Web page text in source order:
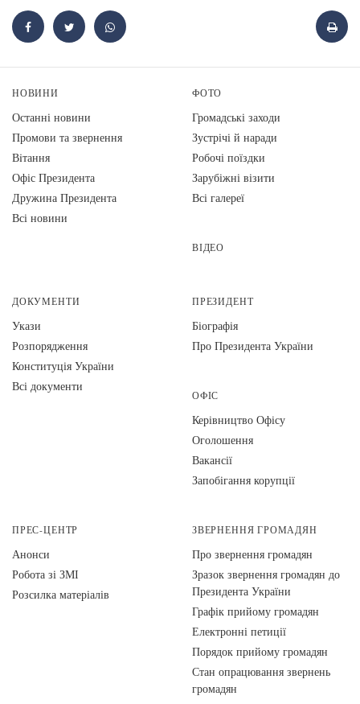
НОВИНИ
Останні новини
Промови та звернення
Вiтання
Офіс Президента
Дружина Президента
Всі новини
ФОТО
Громадські заходи
Зустрічі й наради
Робочі поїздки
Зарубіжні візити
Всі галереї
ВІДЕО
ДОКУМЕНТИ
Укази
Розпорядження
Конституція України
Всі документи
ПРЕЗИДЕНТ
Біографія
Про Президента України
ОФІС
Керівництво Офісу
Оголошення
Вакансії
Запобігання корупції
ПРЕС-ЦЕНТР
Анонси
Робота зі ЗМІ
Розсилка матеріалів
ЗВЕРНЕННЯ ГРОМАДЯН
Про звернення громадян
Зразок звернення громадян до
Президента України
Графік прийому громадян
Електронні петиції
Порядок прийому громадян
Стан опрацювання звернень
громадян